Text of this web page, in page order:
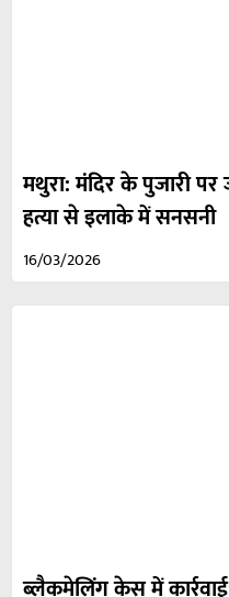
मथुरा: मंदिर के पुजारी
हत्या से इलाके में सनसनी
16/03/2026
ब्लैकमेलिंग केस में